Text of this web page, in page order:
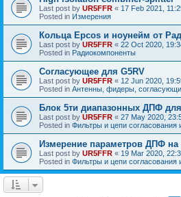
Last post by UR5FFR « 17 Feb 2021,
Posted in Измерения
Кольца Epcos и ноунейм от
Last post by UR5FFR « 22 Oct 2020,
Posted in Радиокомпоненты
Согласующее для G5RV
Last post by UR5FFR « 12 Jun 2020,
Posted in Антенны, фидеры,
Блок 5ти диапазонных ДПФ
Last post by UR5FFR « 27 May 2020,
Posted in Фильтры и цепи согласования
Измерение параметров ДПФ на
Last post by UR5FFR « 19 Mar 2020,
Posted in Фильтры и цепи согласования